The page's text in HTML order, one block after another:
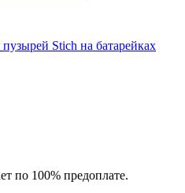
Stich на батарейках
по 100% предоплате.